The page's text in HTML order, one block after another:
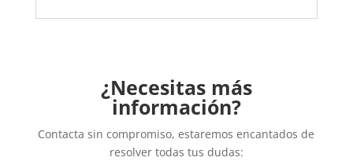
¿Necesitas más
información?
Contacta sin compromiso, estaremos encantados de
resolver todas tus dudas: